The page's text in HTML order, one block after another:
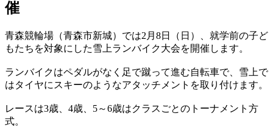
催
青森競輪場（青森市新城）では2月8日（日）、就学前の子ど
もたちを対象にした雪上ランバイク大会を開催します。
ランバイクはペダルがなく足で蹴って進む自転車で、雪上で
はタイヤにスキーのようなアタッチメントを取り付けます。
レースは3歳、4歳、5～6歳はクラスごとのトーナメント方
式。